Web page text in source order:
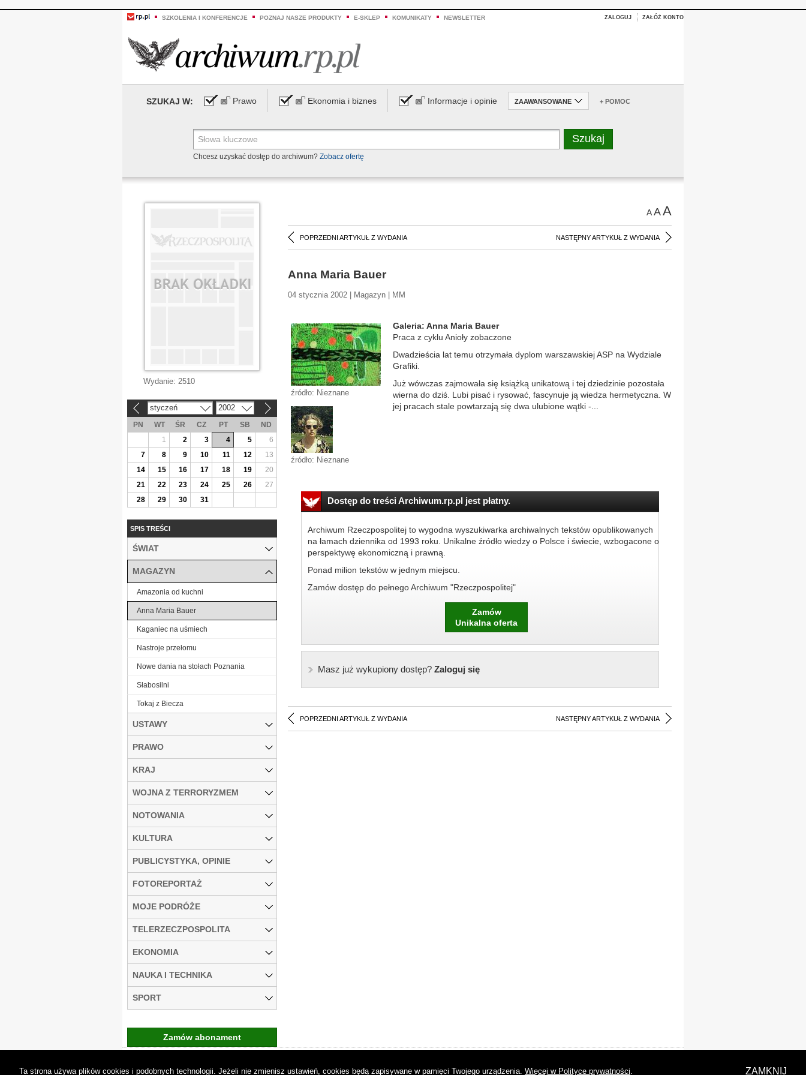
SZKOLENIA I KONFERENCJE POZNAJ NASZE PRODUKTY E-SKLEP KOMUNIKATY NEWSLETTER ZALOGUJ ZAŁÓŻ KONTO
SZUKAJ W: Prawo Ekonomia i biznes Informacje i opinie ZAAWANSOWANE + POMOC
Chcesz uzyskać dostęp do archiwum? Zobacz ofertę
AAA
POPRZEDNI ARTYKUŁ Z WYDANIA NASTĘPNY ARTYKUŁ Z WYDANIA
Anna Maria Bauer
04 stycznia 2002 | Magazyn | MM
źródło: Nieznane
źródło: Nieznane
Galeria: Anna Maria Bauer
Praca z cyklu Anioły zobaczone
Dwadzieścia lat temu otrzymała dyplom warszawskiej ASP na Wydziale
Grafiki.
Już wówczas zajmowała się książką unikatową i tej dziedzinie pozostała
wierna do dziś. Lubi pisać i rysować, fascynuje ją wiedza hermetyczna. W
jej pracach stale powtarzają się dwa ulubione wątki -...
Dostęp do treści Archiwum.rp.pl jest płatny.
Archiwum Rzeczpospolitej to wygodna wyszukiwarka archiwalnych tekstów opublikowanych
na łamach dziennika od 1993 roku. Unikalne źródło wiedzy o Polsce i świecie, wzbogacone o
perspektywę ekonomiczną i prawną.
Ponad milion tekstów w jednym miejscu.
Zamów dostęp do pełnego Archiwum "Rzeczpospolitej"
Zamów
Unikalna oferta
Masz już wykupiony dostęp?Zaloguj się
POPRZEDNI ARTYKUŁ Z WYDANIA NASTĘPNY ARTYKUŁ Z WYDANIA
Wydanie: 2510
styczeń 2002
PN WT ŚR CZ PT SB
ND
1
2 3 4 5
6
7
8 9 10 11 12
13
14
15 16 17 18 19
20
21
22 23 24 25 26
27
28
29 30 31
SPIS TREŚCI
ŚWIAT
MAGAZYN
Amazonia od kuchni
Anna Maria Bauer
Kaganiec na uśmiech
Nastroje przełomu
Nowe dania na stołach Poznania
Słabosilni
Tokaj z Biecza
USTAWY
PRAWO
KRAJ
WOJNA Z TERRORYZMEM
NOTOWANIA
KULTURA
PUBLICYSTYKA, OPINIE
FOTOREPORTAŻ
MOJE PODRÓŻE
TELERZECZPOSPOLITA
EKONOMIA
NAUKA I TECHNIKA
SPORT
Zamów abonament
Ta strona używa plików cookies i podobnych technologii. Jeżeli nie zmienisz ustawień, cookies będą zapisywane w pamięci Twojego urządzenia. Więcej w Polityce prywatności. ZAMKNIJ